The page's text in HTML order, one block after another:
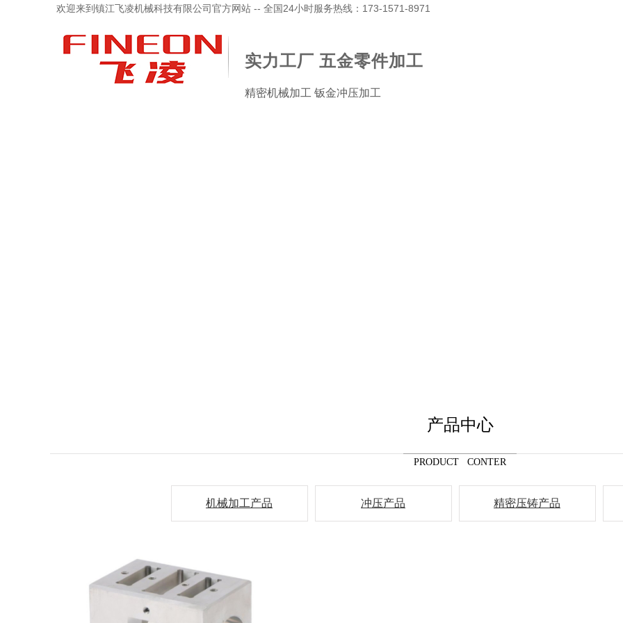
欢迎来到镇江飞凌机械科技有限公司官方网站 -- 全国24小时服务热线：173-1571-8971
实力工厂 五金零件加工
精密机械加工 钣金冲压加工
机械加工产品 冲压产品 精密压铸产品
产品中心
PRODUCT CONTER